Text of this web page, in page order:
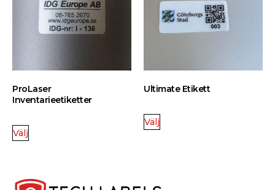
ProLaser
Inventarieetiketter
Välj
Ultimate Etikett
Välj